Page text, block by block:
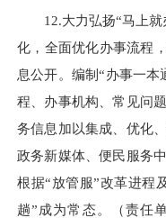
12.大力弘扬“马上就
化，全面优化办事流程
息公开。编制“办事一
程、办事机构、常见问
务信息加以集成、优化
政务新媒体、便民服务
根据“放管服”改革进程
趟”成为常态。（责任